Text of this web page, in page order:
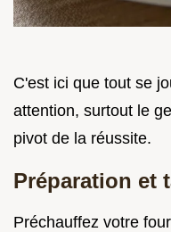
C'est ici que tout se
attention, surtout le
pivot de la réussite.
Préparation et
Préchauffez votre